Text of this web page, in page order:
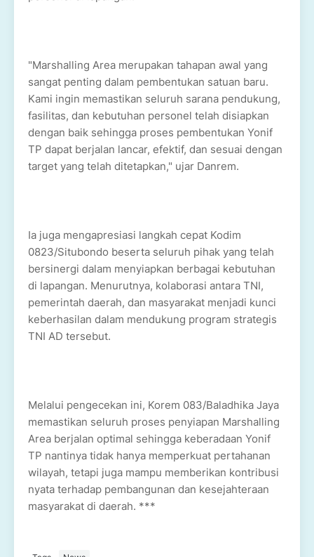
"Marshalling Area merupakan tahapan awal yang
sangat penting dalam pembentukan satuan baru.
Kami ingin memastikan seluruh sarana pendukung,
fasilitas, dan kebutuhan personel telah disiapkan
dengan baik sehingga proses pembentukan Yonif
TP dapat berjalan lancar, efektif, dan sesuai dengan
target yang telah ditetapkan," ujar Danrem.
Ia juga mengapresiasi langkah cepat Kodim
0823/Situbondo beserta seluruh pihak yang telah
bersinergi dalam menyiapkan berbagai kebutuhan
di lapangan. Menurutnya, kolaborasi antara TNI,
pemerintah daerah, dan masyarakat menjadi kunci
keberhasilan dalam mendukung program strategis
TNI AD tersebut.
Melalui pengecekan ini, Korem 083/Baladhika Jaya
memastikan seluruh proses penyiapan Marshalling
Area berjalan optimal sehingga keberadaan Yonif
TP nantinya tidak hanya memperkuat pertahanan
wilayah, tetapi juga mampu memberikan kontribusi
nyata terhadap pembangunan dan kesejahteraan
masyarakat di daerah. ***